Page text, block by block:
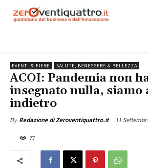
EVENTI & FIERE SALUTE, BENESSERE & BELLEZZA
ACOI: Pandemia non
insegnato nulla, siamo
indietro
By Redazione di Zeroventiquattro.it 11
71